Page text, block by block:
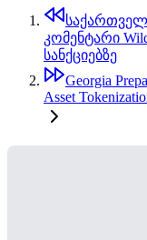
კომენტარი
სანქციებზე
Georgia
Asset